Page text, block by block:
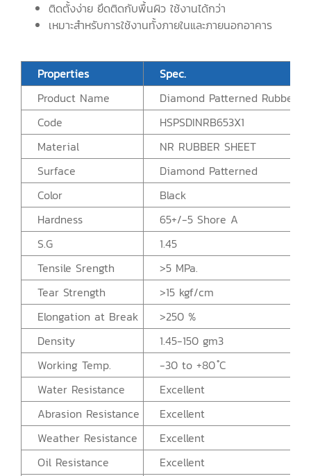
ติดตั้งง่าย ยึดติดกับพื้นผิว ใช้งานได้กว่า
เหมาะสำหรับการใช้งานทั้งภายในและภายนอกอาคาร
Properties
Spec.
Product Name
Diamond Patterned Rubber
Code
HSPSDINRB653X1
Material
NR RUBBER SHEET
Surface
Diamond Patterned
Color
Black
Hardness
65+/-5 Shore A
S.G
1.45
Tensile Srength
>5 MPa.
Tear Strength
>15 kgf/cm
Elongation at Break
>250 %
Density
1.45-150 gm3
Working Temp.
-30 to +80 ํC
Water Resistance
Excellent
Abrasion Resistance
Excellent
Weather Resistance
Excellent
Oil Resistance
Excellent